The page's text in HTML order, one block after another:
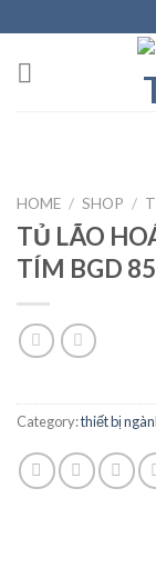
to
content
HOME / SHOP /
TỦ LÃO
TÍM BGD
Category:thiết bị